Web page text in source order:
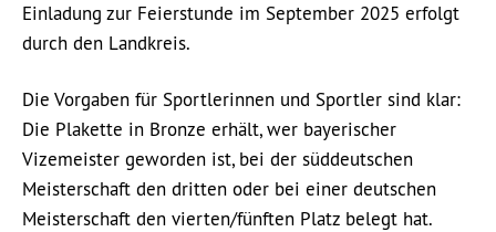
Einladung zur Feierstunde im September 2025 erfolgt
durch den Landkreis.
Die Vorgaben für Sportlerinnen und Sportler sind klar:
Die Plakette in Bronze erhält, wer bayerischer
Vizemeister geworden ist, bei der süddeutschen
Meisterschaft den dritten oder bei einer deutschen
Meisterschaft den vierten/fünften Platz belegt hat.